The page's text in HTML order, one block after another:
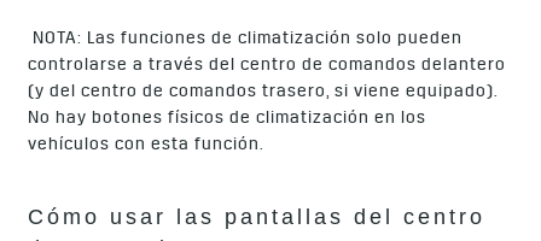
NOTA: Las funciones de climatización solo pueden
controlarse a través del centro de comandos delantero
(y del centro de comandos trasero, si viene equipado).
No hay botones físicos de climatización en los
vehículos con esta función.
Cómo usar las pantallas del centro